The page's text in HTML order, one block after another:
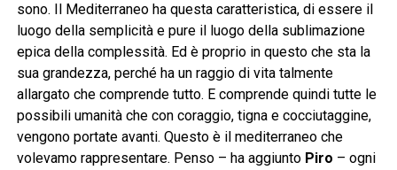
sono. Il Mediterraneo ha questa caratteristica, di essere il
luogo della semplicità e pure il luogo della sublimazione
epica della complessità. Ed è proprio in questo che sta la
sua grandezza, perché ha un raggio di vita talmente
allargato che comprende tutto. E comprende quindi tutte le
possibili umanità che con coraggio, tigna e cocciutaggine,
vengono portate avanti. Questo è il mediterraneo che
volevamo rappresentare. Penso – ha aggiunto Piro – ogni